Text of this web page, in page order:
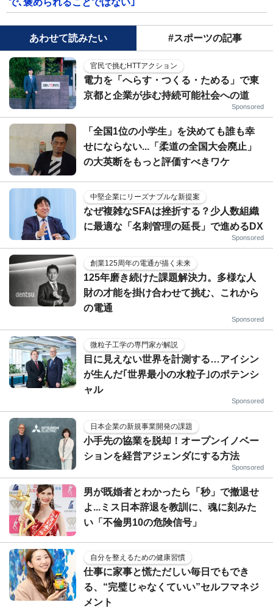
で､褒められることではない｣
あわせて読みたい #スポーツの記事
官民で挑むHTTアクション
電力を「へらす・つくる・ためる」で東
京都と企業が歩む持続可能社会への道
Sponsored
「全国1位の小学生」を決めても誰も幸
せにならない...「柔道の全国大会廃止」
の大英断をもっと評価すべきワケ
中堅企業にリーズナブルな新提案
なぜ複雑なSFAは挫折する？少人数組織
に最適な「名刺管理の延長」で進めるDX
Sponsored
創業125周年の電通が描く未来
125年磨き続けた課題解決力。多様な人
財の才能を掛け合わせて挑む、これから
の電通
Sponsored
微粒子工学の専門家が解説
目に見えない世界を計測する…アイシン
が生んだ｢世界最小の水粒子｣のポテンシ
ャル
Sponsored
日本企業の新規事業開発の課題
小手先の協業を脱却！オープンイノベー
ションを経営アジェンダにする方法
Sponsored
男が既婚者とわかったら「秒」で撤退せ
よ...ミス日本辞退を教訓に、魂に刻みた
い「不倫男10の危険信号」
自分を整えるための健康習慣
仕事に家事と慌ただしい毎日でもでき
る、“完璧じゃなくていい”セルフマネジ
メント